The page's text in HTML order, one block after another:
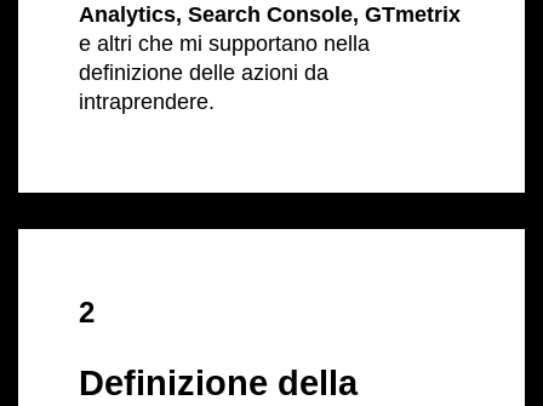
Analytics, Search Console, GTmetrix
e altri che mi supportano nella
definizione delle azioni da
intraprendere.
2
Definizione della